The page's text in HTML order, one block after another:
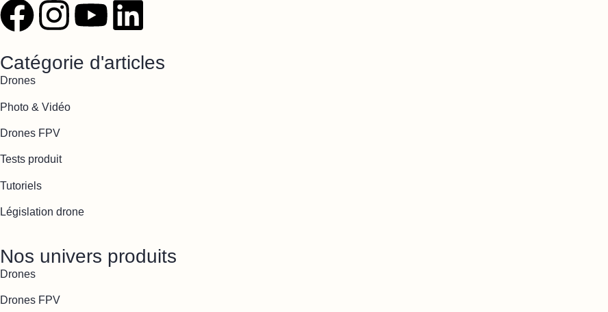
Catégorie d'articles
Drones
Photo & Vidéo
Drones FPV
Tests produit
Tutoriels
Législation drone
Nos univers produits
Drones
Drones FPV